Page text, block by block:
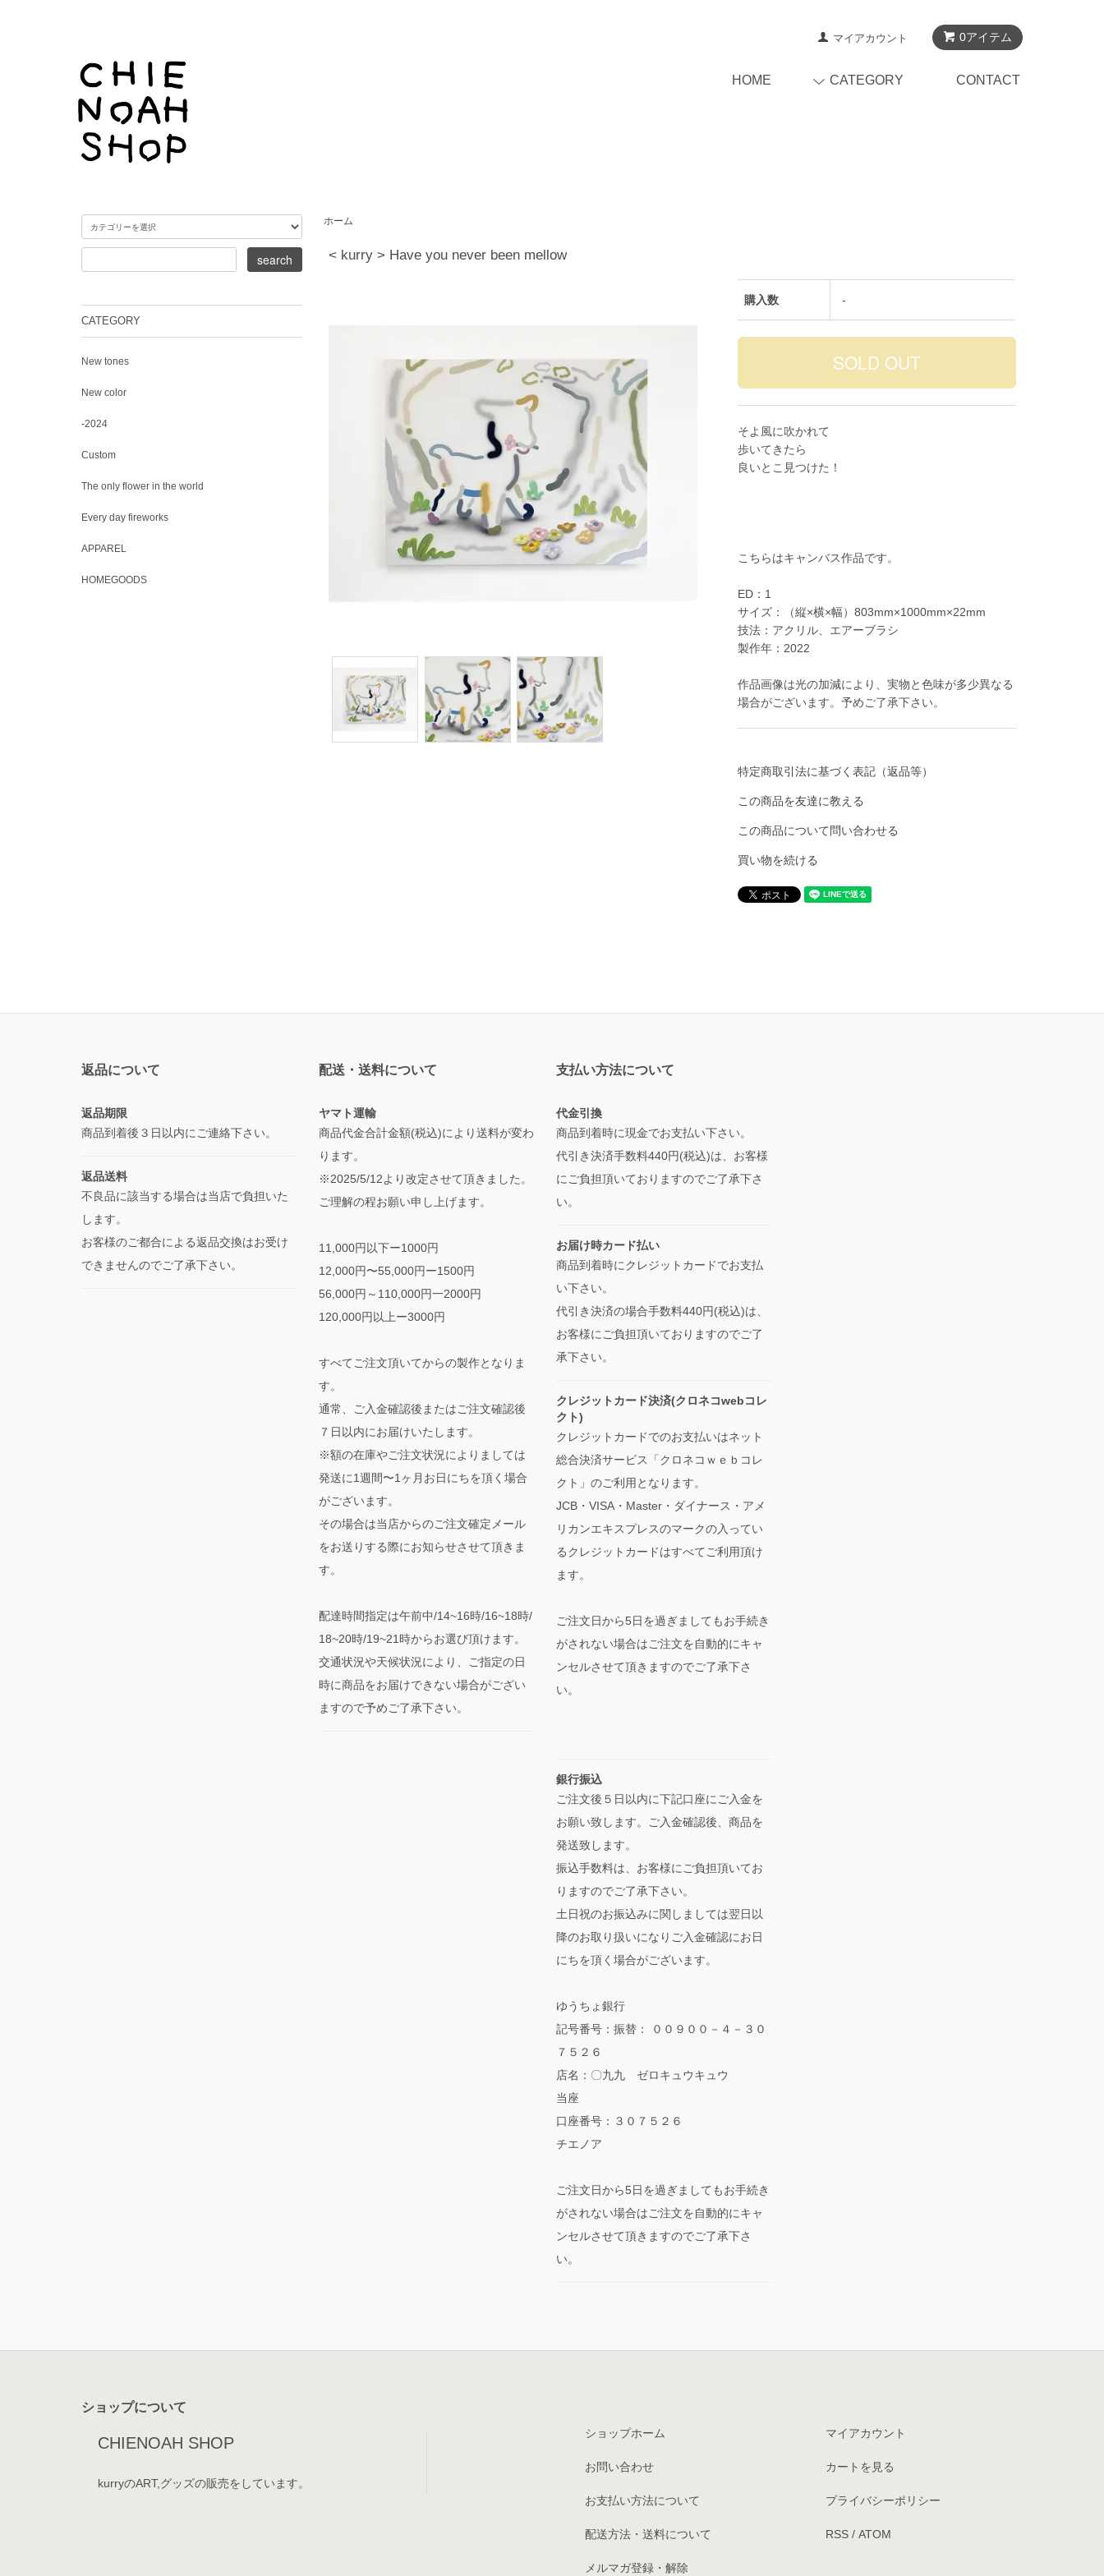
0アイテム
マイアカウント
HOME CATEGORY CONTACT
ホーム
< kurry > Have you never been mellow
購入数 -
そよ風に吹かれて
歩いてきたら
良いとこ見つけた！
こちらはキャンバス作品です。
ED：1
サイズ：（縦×横×幅）803mm×1000mm×22mm
技法：アクリル、エアーブラシ
製作年：2022
作品画像は光の加減により、実物と色味が多少異なる
場合がございます。予めご了承下さい。
特定商取引法に基づく表記（返品等）
この商品を友達に教える
この商品について問い合わせる
買い物を続ける
CATEGORY
New tones
New color
-2024
Custom
The only flower in the world
Every day fireworks
APPAREL
HOMEGOODS
返品について
返品期限
商品到着後３日以内にご連絡下さい。
返品送料
不良品に該当する場合は当店で負担いた
します。
お客様のご都合による返品交換はお受け
できませんのでご了承下さい。
配送・送料について
ヤマト運輸
商品代金合計金額(税込)により送料が変わ
ります。
※2025/5/12より改定させて頂きました。
ご理解の程お願い申し上げます。
11,000円以下ー1000円
12,000円〜55,000円ー1500円
56,000円～110,000円一2000円
120,000円以上ー3000円
すべてご注文頂いてからの製作となりま
す。
通常、ご入金確認後またはご注文確認後
７日以内にお届けいたします。
※額の在庫やご注文状況によりましては
発送に1週間〜1ヶ月お日にちを頂く場合
がございます。
その場合は当店からのご注文確定メール
をお送りする際にお知らせさせて頂きま
す。
配達時間指定は午前中/14~16時/16~18時/
18~20時/19~21時からお選び頂けます。
交通状況や天候状況により、ご指定の日
時に商品をお届けできない場合がござい
ますので予めご了承下さい。
支払い方法について
代金引換
商品到着時に現金でお支払い下さい。
代引き決済手数料440円(税込)は、お客様
にご負担頂いておりますのでご了承下さ
い。
お届け時カード払い
商品到着時にクレジットカードでお支払
い下さい。
代引き決済の場合手数料440円(税込)は、
お客様にご負担頂いておりますのでご了
承下さい。
クレジットカード決済(クロネコwebコレ
クト)
クレジットカードでのお支払いはネット
総合決済サービス「クロネコｗｅｂコレ
クト」のご利用となります。
JCB・VISA・Master・ダイナース・アメ
リカンエキスプレスのマークの入ってい
るクレジットカードはすべてご利用頂け
ます。
ご注文日から5日を過ぎましてもお手続き
がされない場合はご注文を自動的にキャ
ンセルさせて頂きますのでご了承下さ
い。
銀行振込
ご注文後５日以内に下記口座にご入金を
お願い致します。ご入金確認後、商品を
発送致します。
振込手数料は、お客様にご負担頂いてお
りますのでご了承下さい。
土日祝のお振込みに関しましては翌日以
降のお取り扱いになりご入金確認にお日
にちを頂く場合がございます。
ゆうちょ銀行
記号番号：振替： ００９００－４－３０
７５２６
店名：〇九九 ゼロキュウキュウ
当座
口座番号：３０７５２６
チエノア
ご注文日から5日を過ぎましてもお手続き
がされない場合はご注文を自動的にキャ
ンセルさせて頂きますのでご了承下さ
い。
ショップについて
CHIENOAH SHOP
kurryのART,グッズの販売をしています。
ショップホーム
お問い合わせ
お支払い方法について
配送方法・送料について
メルマガ登録・解除
マイアカウント
カートを見る
プライバシーポリシー
RSS/ ATOM